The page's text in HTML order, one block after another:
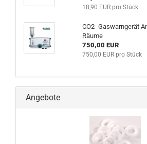
18,90 EUR pro Stück
CO2- Gaswarngerät
Räume
750,00 EUR
750,00 EUR pro Stück
Angebote